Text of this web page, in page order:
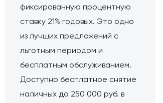
фиксированную процентную
ставку 21% годовых. Это одно
из лучших предложений с
льготным периодом и
бесплатным обслуживанием.
Доступно бесплатное снятие
наличных до 250 000 руб. в